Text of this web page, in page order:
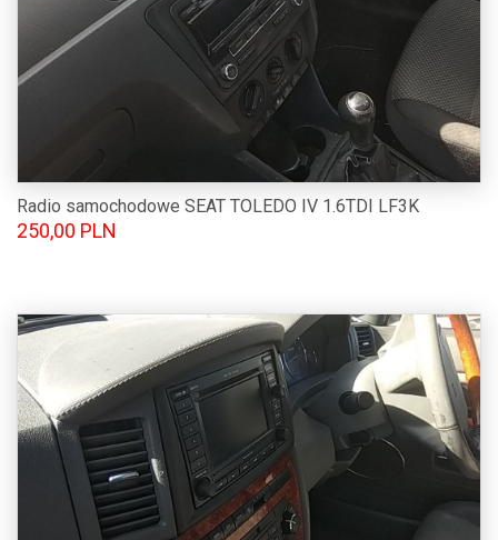
Radio samochodowe SEAT TOLEDO IV 1.6TDI LF3K
250,00 PLN